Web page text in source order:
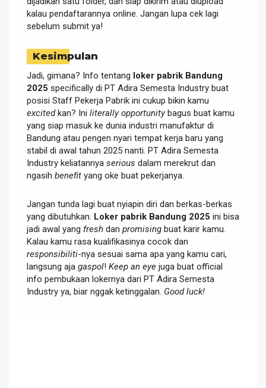
kalau pendaftarannya online. Jangan lupa cek lagi
sebelum submit ya!
Kesimpulan
Jadi, gimana? Info tentang loker pabrik Bandung
2025 specifically di PT Adira Semesta Industry buat
posisi Staff Pekerja Pabrik ini cukup bikin kamu
excitedkan? Ini literally opportunitybagus buat kamu
yang siap masuk ke dunia industri manufaktur di
Bandung atau pengen nyari tempat kerja baru yang
stabil di awal tahun 2025 nanti. PT Adira Semesta
Industry keliatannya serious dalam merekrut dan
ngasih benefit yang oke buat pekerjanya.
Jangan tunda lagi buat nyiapin diri dan berkas-berkas
yang dibutuhkan. Loker pabrik Bandung 2025 ini bisa
jadi awal yang fresh dan promising buat karir kamu.
Kalau kamu rasa kualifikasinya cocok dan
responsibiliti-nya sesuai sama apa yang kamu cari,
langsung aja gaspol! Keep an eye juga buat official
info pembukaan lokernya dari PT Adira Semesta
Industry ya, biar nggak ketinggalan. Good luck!